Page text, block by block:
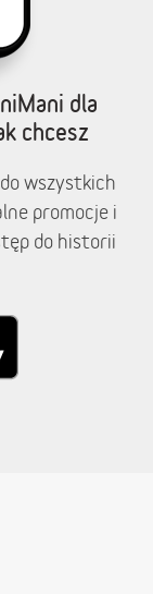
dla
chcesz
wszystkich
promocje i
do historii